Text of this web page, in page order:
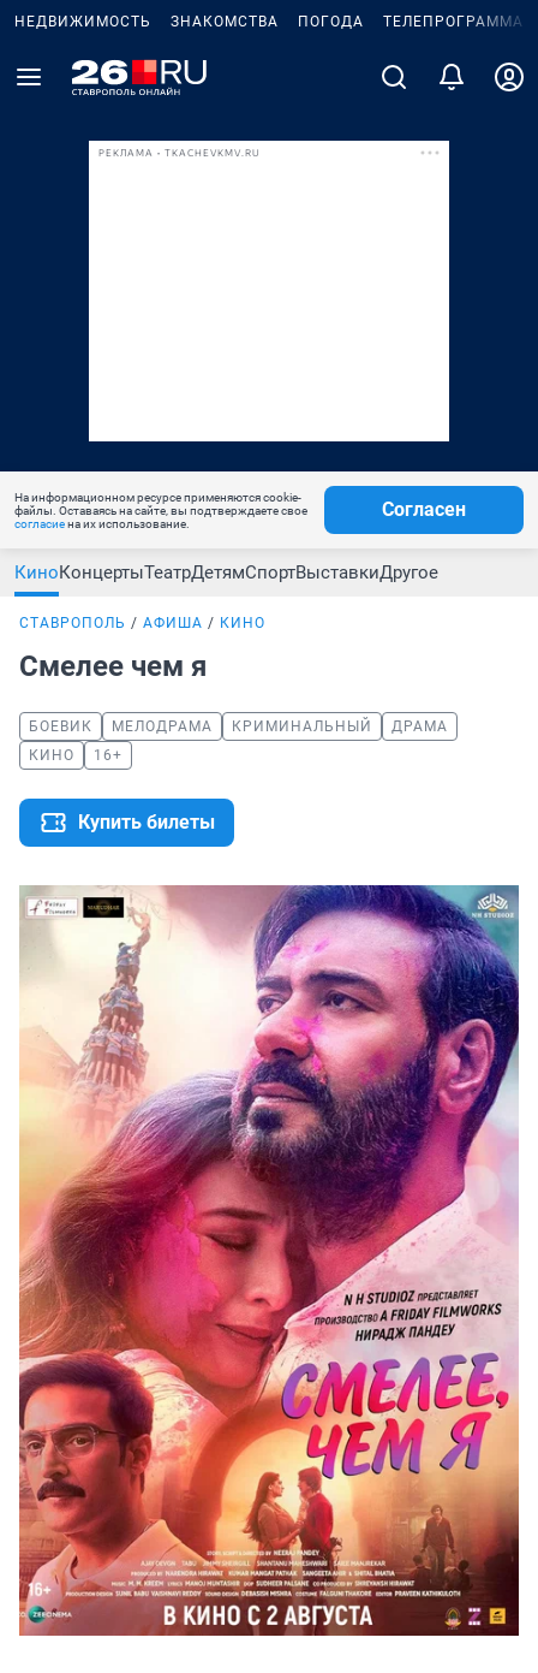
НЕДВИЖИМОСТЬ ЗНАКОМСТВА ПОГОДА ТЕЛЕПРОГРАММА
РЕКЛАМА • TKACHEVKMV.RU
На информационном ресурсе применяются cookie-
файлы. Оставаясь на сайте, вы подтверждаете свое
согласиена их использование.
Согласен
КиноКонцертыТеатрДетямСпортВыставкиДругое
СТАВРОПОЛЬ АФИША КИНО
Смелее чем я
БОЕВИК МЕЛОДРАМА КРИМИНАЛЬНЫЙ
ДРАМА
КИНО
16+
Купить билеты